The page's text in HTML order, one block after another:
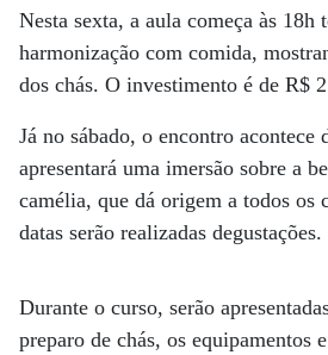
Nesta sexta, a aula começa às 18h
harmonização com comida,
dos chás. O investimento é de R$
Já no sábado, o encontro acontece
apresentará uma imersão sobre a
camélia, que dá origem a todos os
datas serão realizadas degustações.
Durante o curso, serão
preparo de chás, os equipamentos